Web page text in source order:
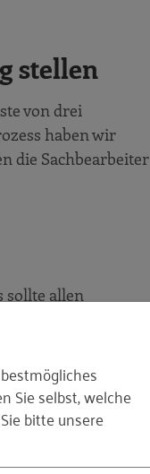
stellen
von drei
haben wir
die Sachbearbeiter
sollte allen
sein, Urlaubtage
und kostenintensiv
Sie selbst, welche
bitte unsere